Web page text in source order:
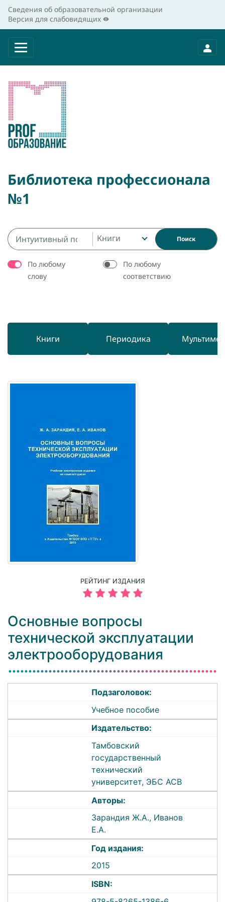
Сведения об образовательной организации
Версия для слабовидящих
Библиотека профессионала
№1
Книги Поиск
По любому
слову
По любому
соответствию
Книги Периодика
РЕЙТИНГ ИЗДАНИЯ
Основные вопросы
технической эксплуатации
электрооборудования
Подзаголовок:
Учебное пособие
Издательство:
Тамбовский
государственный
технический
университет, ЭБС АСВ
Авторы:
Зарандия Ж.А., Иванов
Е.А.
Год издания:
2015
ISBN: